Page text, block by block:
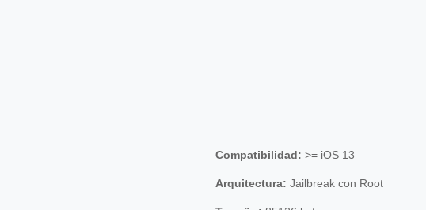
Compatibilidad: >= iOS 13
Arquitectura: Jailbreak con Root